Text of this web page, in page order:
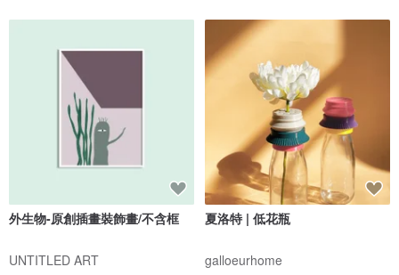
外生物-原創插畫裝飾畫/不含框
UNTITLED ART
夏洛特 | 低花瓶
galloeurhome